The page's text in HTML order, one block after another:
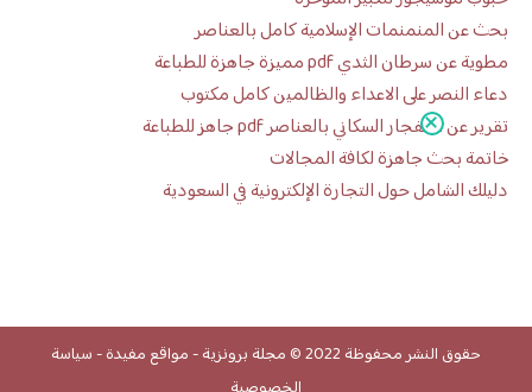
بحث عن المنمنمات الإسلامية كامل بالعناصر
مطوية عن سرطان الثدي pdf مميزة جاهزة للطباعة
دعاء النصر على الاعداء والظالمين كامل مكتوب
تقرير عن الانفجار السكاني بالعناصر pdf جاهز للطباعة
خاتمة بحث جاهزة لكافة المجالات
دليلك الشامل حول التجارة الإلكترونية في السعودية
حقوق النشر محفوظة 2022 © مجلة برونزية-مواقع مفيدة-سياسة